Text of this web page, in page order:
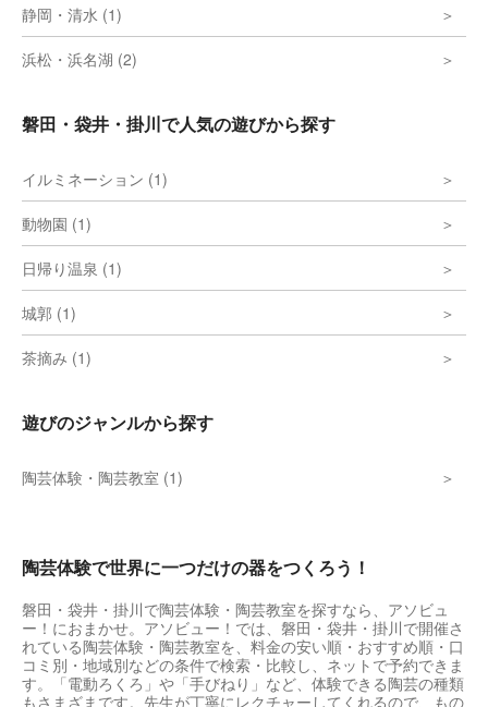
静岡・清水 (1)
浜松・浜名湖 (2)
磐田・袋井・掛川で人気の遊びから探す
イルミネーション (1)
動物園 (1)
日帰り温泉 (1)
城郭 (1)
茶摘み (1)
遊びのジャンルから探す
陶芸体験・陶芸教室 (1)
陶芸体験で世界に一つだけの器をつくろう！
磐田・袋井・掛川で陶芸体験・陶芸教室を探すなら、アソビュ
ー！におまかせ。アソビュー！では、磐田・袋井・掛川で開催さ
れている陶芸体験・陶芸教室を、料金の安い順・おすすめ順・口
コミ別・地域別などの条件で検索・比較し、ネットで予約できま
す。「電動ろくろ」や「手びねり」など、体験できる陶芸の種類
もさまざまです。先生が丁寧にレクチャーしてくれるので、もの